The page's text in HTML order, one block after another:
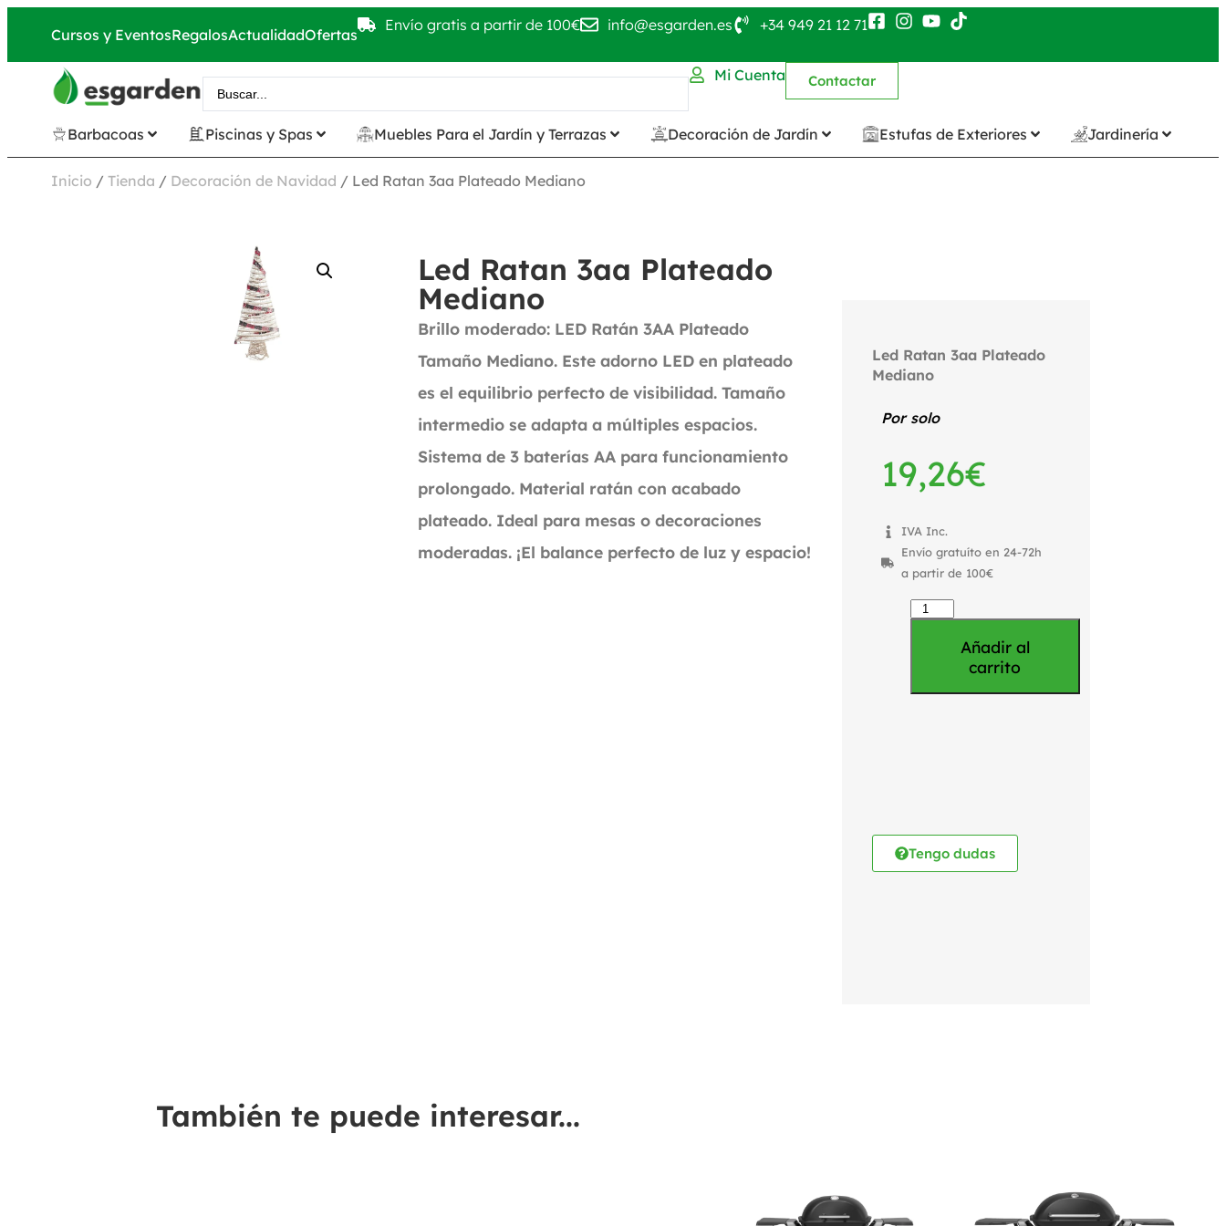
Cursos y EventosRegalosActualidadOfertas
Envío gratis a partir de 100€ info@esgarden.es +34 949 21 12 71
Mi Cuenta Contactar
Barbacoas Piscinas y Spas Muebles Para el Jardín y Terrazas Decoración de Jardín Estufas de Exteriores Jardinería
Inicio / Tienda / Decoración de Navidad / Led Ratan 3aa Plateado Mediano
Led Ratan 3aa Plateado
Mediano
Brillo moderado: LED Ratán 3AA Plateado
Tamaño Mediano. Este adorno LED en plateado
es el equilibrio perfecto de visibilidad. Tamaño
intermedio se adapta a múltiples espacios.
Sistema de 3 baterías AA para funcionamiento
prolongado. Material ratán con acabado
plateado. Ideal para mesas o decoraciones
moderadas. ¡El balance perfecto de luz y espacio!
Led Ratan 3aa Plateado
Mediano
Por solo
19,26€
IVA Inc.
Envío gratuíto en 24-72h
a partir de 100€
Añadir al
carrito
Tengo dudas
También te puede interesar...